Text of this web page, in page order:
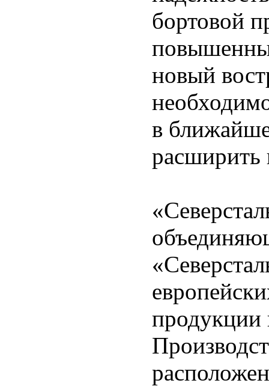
бортовой
новый
в
расширить
продукции